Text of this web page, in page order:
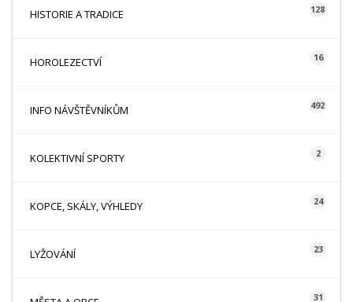
HISTORIE A TRADICE 128
HOROLEZECTVÍ 16
INFO NÁVŠTĚVNÍKŮM 492
KOLEKTIVNÍ SPORTY 2
KOPCE, SKÁLY, VÝHLEDY 24
LYŽOVÁNÍ 23
31